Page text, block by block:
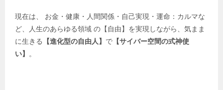
現在は、 お金・健康・人間関係・自己実現・運命：カルマな
ど、人生のあらゆる領域 の【自由】を実現しながら、気まま
に生きる
【進化型の自由人】 で 【サイバー空間の式神使
い】 。